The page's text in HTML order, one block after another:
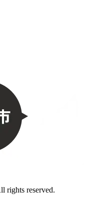
rights reserved.